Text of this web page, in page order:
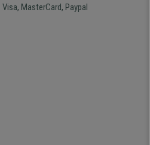
Visa, MasterCard, Paypal